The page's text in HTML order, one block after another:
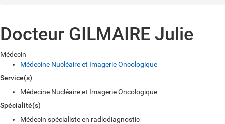
Docteur GILMAIRE Julie
Médecin
Médecine Nucléaire et Imagerie Oncologique
Service(s)
Médecine Nucléaire et Imagerie Oncologique
Spécialité(s)
Médecin spécialiste en radiodiagnostic